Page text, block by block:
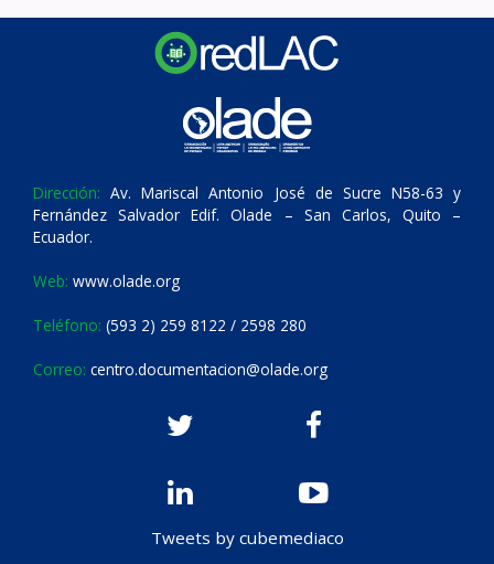
Dirección: Av. Mariscal Antonio José de Sucre N58-63 y
Fernández Salvador Edif. Olade – San Carlos, Quito –
Ecuador.
Web: www.olade.org
Teléfono: (593 2) 259 8122 / 2598 280
Correo: centro.documentacion@olade.org
Tweets by cubemediaco